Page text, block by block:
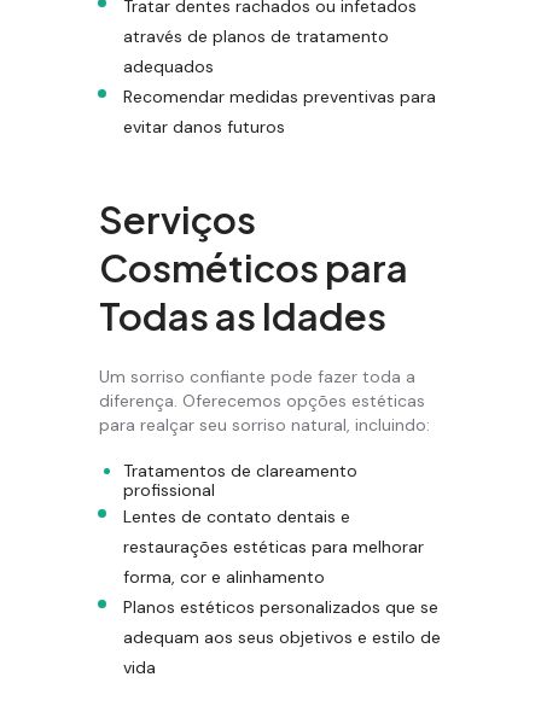
Tratar dentes rachados ou infetados
através de planos de tratamento
adequados
Recomendar medidas preventivas para
evitar danos futuros
Serviços
Cosméticos para
Todas as Idades
Um sorriso confiante pode fazer toda a
diferença. Oferecemos opções estéticas
para realçar seu sorriso natural, incluindo:
Tratamentos de clareamento
profissional
Lentes de contato dentais e
restaurações estéticas para melhorar
forma, cor e alinhamento
Planos estéticos personalizados que se
adequam aos seus objetivos e estilo de
vida